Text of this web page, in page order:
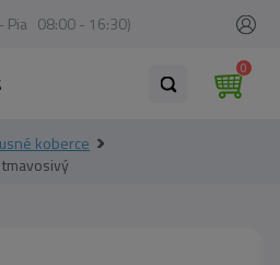
Pia 08:00 - 16:30)
0
koberce